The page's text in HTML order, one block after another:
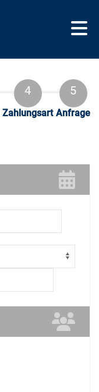
Zahlungsart Anfrage